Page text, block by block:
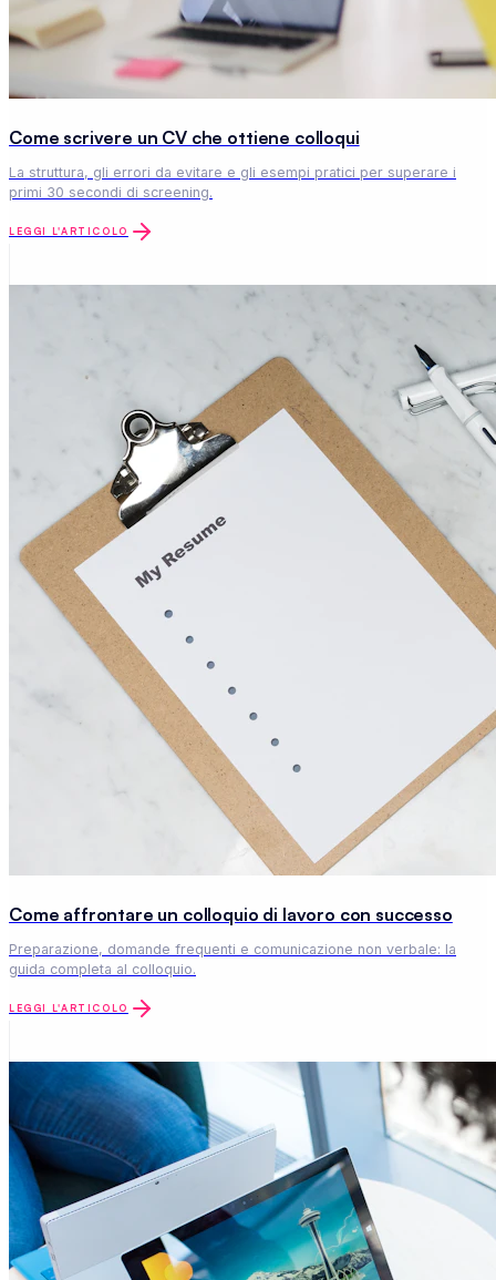
Come scrivere un CV che ottiene colloqui
La struttura, gli errori da evitare e gli esempi pratici per superare i
primi 30 secondi di screening.
LEGGI L'ARTICOLO
Come affrontare un colloquio di lavoro con successo
Preparazione, domande frequenti e comunicazione non verbale: la
guida completa al colloquio.
LEGGI L'ARTICOLO